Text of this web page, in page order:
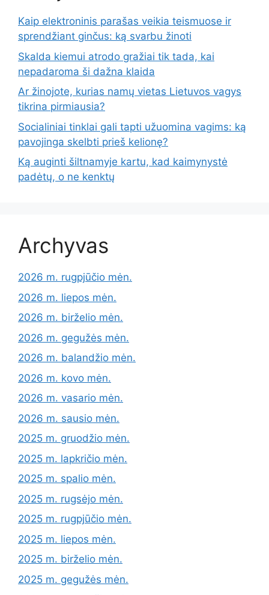
Kaip elektroninis parašas veikia teismuose ir
sprendžiant ginčus: ką svarbu žinoti
Skalda kiemui atrodo gražiai tik tada, kai
nepadaroma ši dažna klaida
Ar žinojote, kurias namų vietas Lietuvos vagys
tikrina pirmiausia?
Socialiniai tinklai gali tapti užuomina vagims: ką
pavojinga skelbti prieš kelionę?
Ką auginti šiltnamyje kartu, kad kaimynystė
padėtų, o ne kenktų
Archyvas
2026 m. rugpjūčio mėn.
2026 m. liepos mėn.
2026 m. birželio mėn.
2026 m. gegužės mėn.
2026 m. balandžio mėn.
2026 m. kovo mėn.
2026 m. vasario mėn.
2026 m. sausio mėn.
2025 m. gruodžio mėn.
2025 m. lapkričio mėn.
2025 m. spalio mėn.
2025 m. rugsėjo mėn.
2025 m. rugpjūčio mėn.
2025 m. liepos mėn.
2025 m. birželio mėn.
2025 m. gegužės mėn.